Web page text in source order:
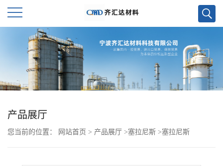
首
页
公
产品展厅
您当前的位置： 网站首页 > 产品展厅 >塞拉尼斯 >塞拉尼斯